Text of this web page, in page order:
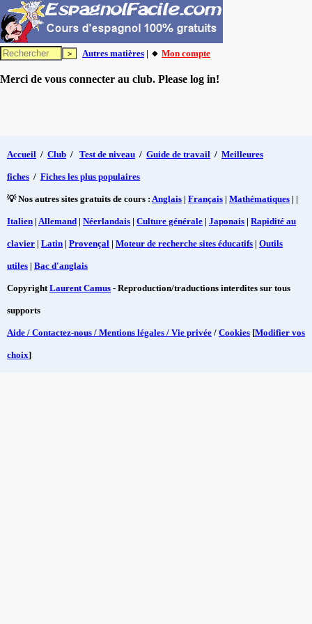
Autres matières | 🔸 Mon compte
Merci de vous connecter au club. Please log in!
Accueil / Club / Test de niveau / Guide de travail / Meilleures
fiches / Fiches les plus populaires
💡 Nos autres sites gratuits de cours : Anglais | Français | Mathématiques | |
Italien | Allemand | Néerlandais | Culture générale | Japonais | Rapidité au
clavier | Latin | Provençal | Moteur de recherche sites éducatifs | Outils
utiles | Bac d'anglais
CopyrightLaurent Camus - Reproduction/traductions interdites sur tous
supports
Aide / Contactez-nous / Mentions légales / Vie privée / Cookies [Modifier vos
choix]